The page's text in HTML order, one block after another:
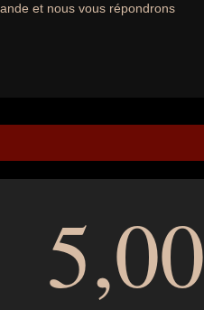
et nous vous répondrons
5,00